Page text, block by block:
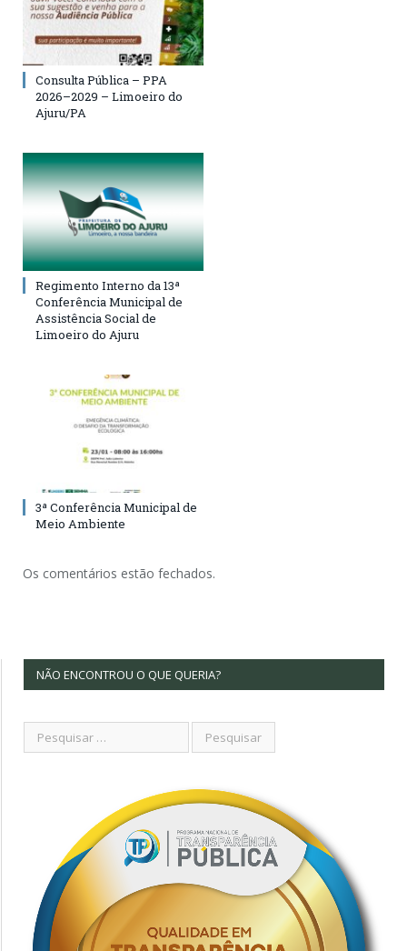
Consulta Pública – PPA
2026–2029 – Limoeiro do
Ajuru/PA
Regimento Interno da 13ª
Conferência Municipal de
Assistência Social de
Limoeiro do Ajuru
3ª Conferência Municipal de
Meio Ambiente
Os comentários estão fechados.
NÃO ENCONTROU O QUE QUERIA?